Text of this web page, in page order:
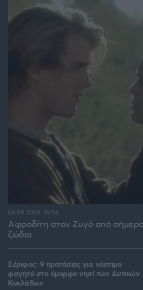
Αφροδίτη στον Ζυγό από
ζώδια
06.08.2026, 10:56
Σέριφος: 9 προτάσεις για νόστιμο
φαγητό στο όμορφο νησί των Δυτικών
Κυκλάδων